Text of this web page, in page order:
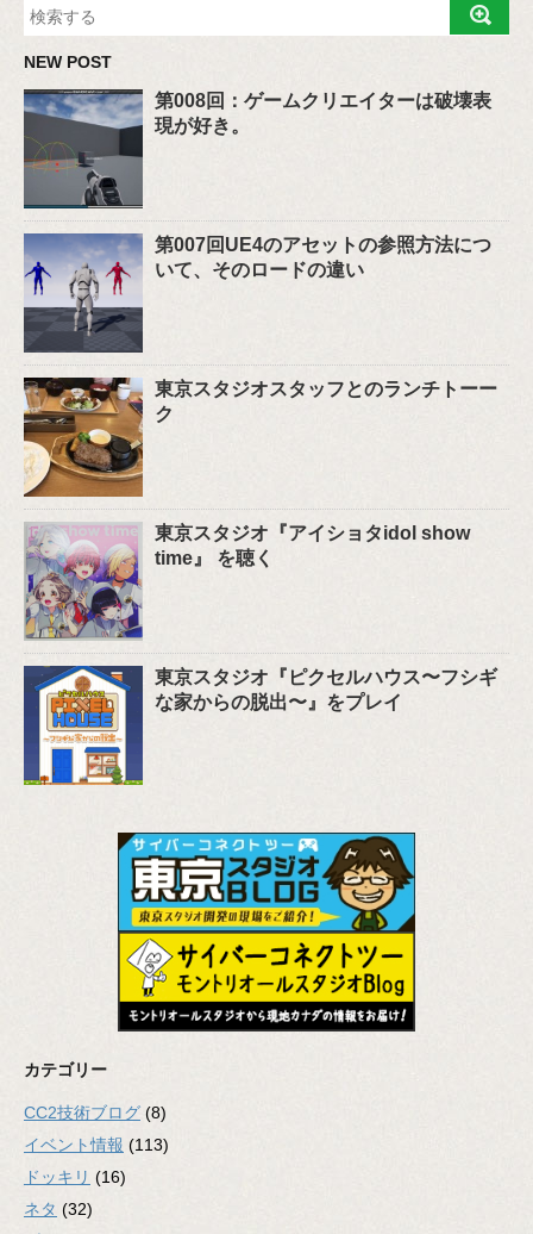
NEW POST
第008回：ゲームクリエイターは破壊表
現が好き。
第007回UE4のアセットの参照方法につ
いて、そのロードの違い
東京スタジオスタッフとのランチトーー
ク
東京スタジオ『アイショタidol show
time』 を聴く
東京スタジオ『ピクセルハウス〜フシギ
な家からの脱出〜』をプレイ
カテゴリー
CC2技術ブログ (8)
イベント情報 (113)
ドッキリ (16)
ネタ (32)